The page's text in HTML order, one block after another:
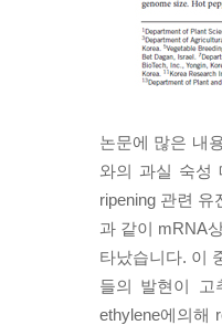
논문에 많은 내
와의 과실 숙성
ripening 관련
과 같이 mRNA
타났습니다. 이
들의 발현이 고
ethylene에의해